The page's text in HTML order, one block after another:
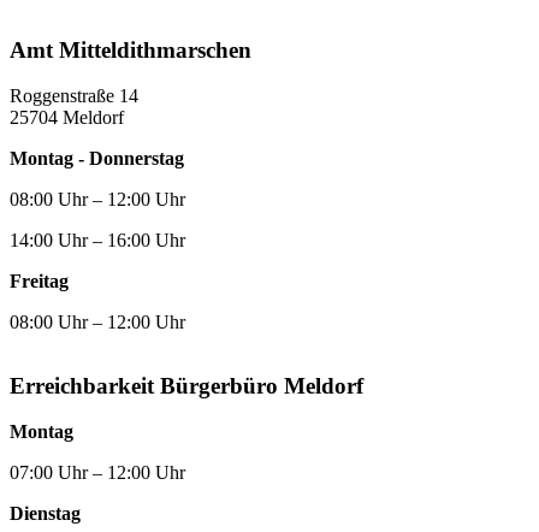
Amt Mittel­dithmarschen
Roggenstraße 14
25704 Meldorf
Montag - Donnerstag
08:00 Uhr – 12:00 Uhr
14:00 Uhr – 16:00 Uhr
Freitag
08:00 Uhr – 12:00 Uhr
Erreichbarkeit Bürgerbüro Meldorf
Montag
07:00 Uhr – 12:00 Uhr
Dienstag